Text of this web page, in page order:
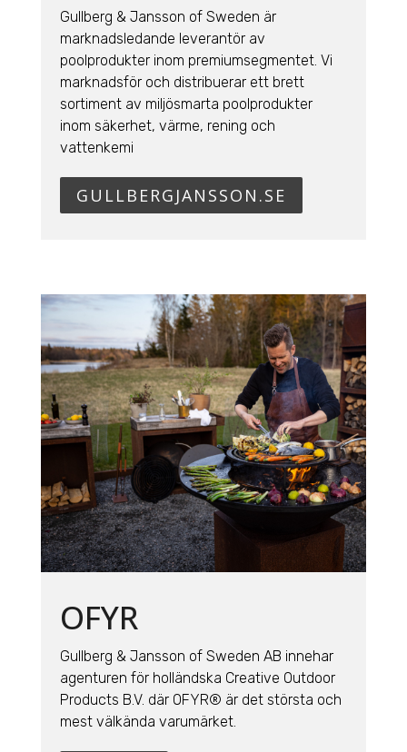
Gullberg & Jansson of Sweden är
marknadsledande leverantör av
poolprodukter inom premiumsegmentet. Vi
marknadsför och distribuerar ett brett
sortiment av miljösmarta poolprodukter
inom säkerhet, värme, rening och
vattenkemi
GULLBERGJANSSON.SE
OFYR
Gullberg & Jansson of Sweden AB innehar
agenturen för holländska Creative Outdoor
Products B.V. där OFYR® är det största och
mest välkända varumärket.